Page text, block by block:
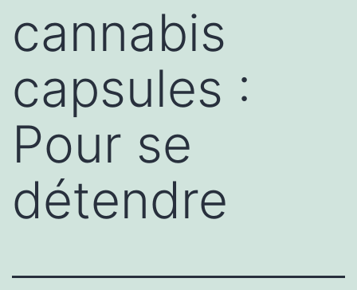
cannabis
capsules :
Pour se
détendre